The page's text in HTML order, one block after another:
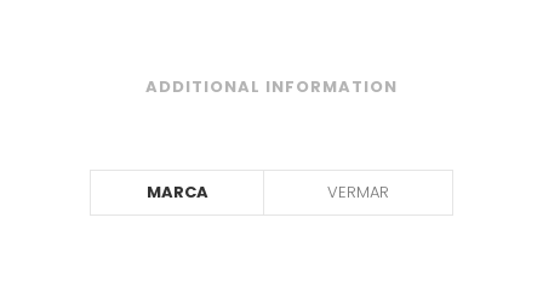
ADDITIONAL INFORMATION
MARCA VERMAR